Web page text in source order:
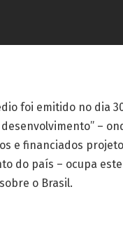
foi emitido no dia
–
e financiados
do país – ocupa
o Brasil.